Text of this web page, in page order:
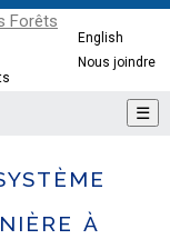
English
Nous joindre
☰
à